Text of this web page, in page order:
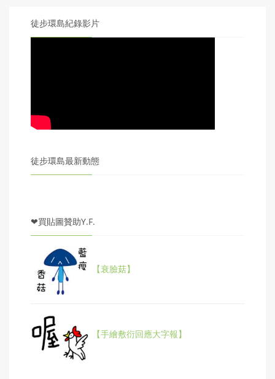
徒步環島紀錄影片
徒步環島最新動態
❤買貼圖贊助Y.F.
【衰臉菇】
【手繪敷衍回應大字報】